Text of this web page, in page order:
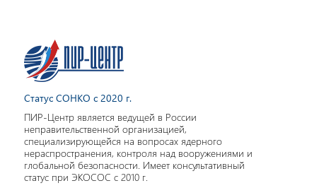
Статус СОНКО с 2020 г.
ПИР-Центр является ведущей в России
неправительственной организацией,
специализирующейся на вопросах ядерного
нераспространения, контроля над вооружениями и
глобальной безопасности. Имеет консультативный
статус при ЭКОСОС с 2010 г.